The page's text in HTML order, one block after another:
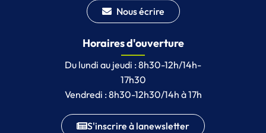
Nous écrire
Horaires d'ouverture
Du lundi au jeudi : 8h30-12h/14h-
17h30
Vendredi : 8h30-12h30/14h à 17h
S'inscrire à lanewsletter